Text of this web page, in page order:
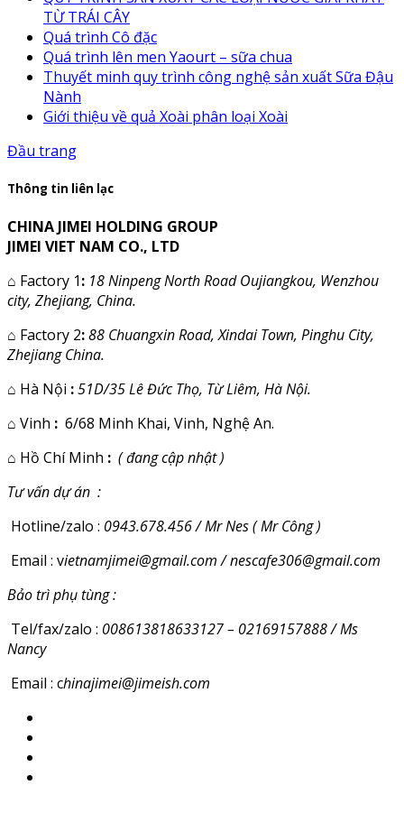
TỪ TRÁI CÂY
Quá trình Cô đặc
Quá trình lên men Yaourt – sữa chua
Thuyết minh quy trình công nghệ sản xuất Sữa Đậu
Nành
Giới thiệu về quả Xoài phân loại Xoài
Đầu trang
Thông tin liên lạc
CHINA JIMEI HOLDING GROUP
JIMEI VIET NAM CO., LTD
⌂ Factory 1: 18 Ninpeng North Road Oujiangkou, Wenzhou
city, Zhejiang, China.
⌂ Factory 2:88 Chuangxin Road, Xindai Town, Pinghu City,
Zhejiang China.
⌂ Hà Nội :51D/35 Lê Đức Thọ, Từ Liêm, Hà Nội.
⌂ Vinh : 6/68 Minh Khai, Vinh, Nghệ An.
⌂ Hồ Chí Minh : ( đang cập nhật )
Tư vấn dự án :
Hotline/zalo : 0943.678.456 / Mr Nes ( Mr Công )
Email : vietnamjimei@gmail.com / nescafe306@gmail.com
Bảo trì phụ tùng :
Tel/fax/zalo : 008613818633127 – 02169157888 / Ms
Nancy
Email : chinajimei@jimeish.com